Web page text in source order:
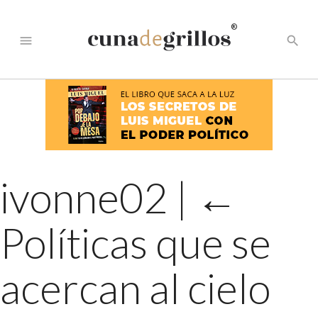
menu
®
search
ivonne02 | ←
Políticas que se
acercan al cielo